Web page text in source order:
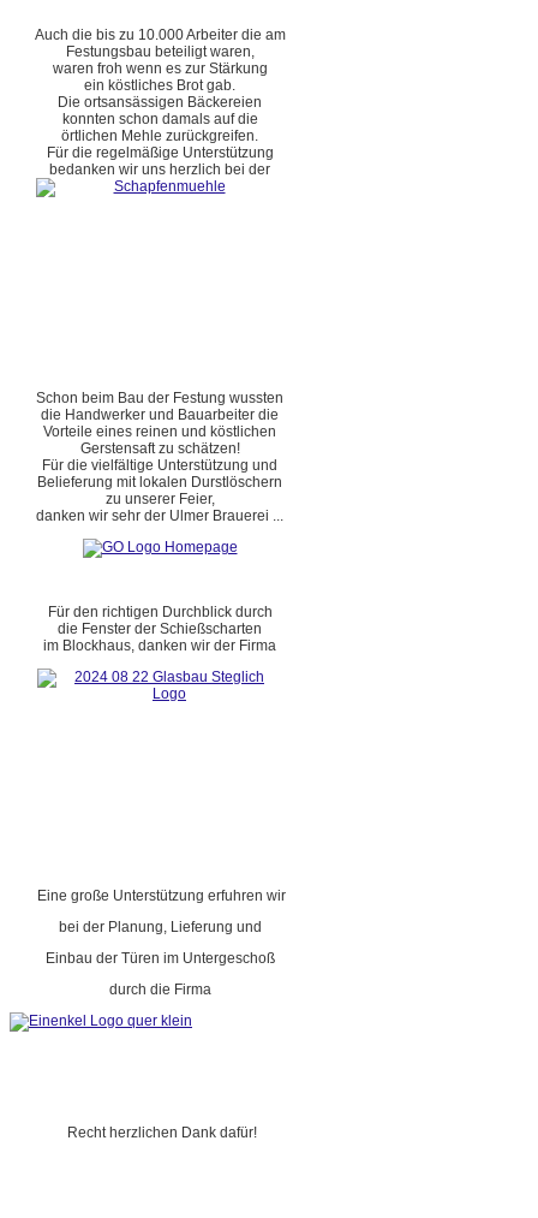
Auch die bis zu 10.000 Arbeiter die am
Festungsbau beteiligt waren,
waren froh wenn es zur Stärkung
ein köstliches Brot gab.
Die ortsansässigen Bäckereien
konnten schon damals auf die
örtlichen Mehle zurückgreifen.
Für die regelmäßige Unterstützung
bedanken wir uns herzlich bei der
Schon beim Bau der Festung wussten
die Handwerker und Bauarbeiter die
Vorteile eines reinen und köstlichen
Gerstensaft zu schätzen!
Für die vielfältige Unterstützung und
Belieferung mit lokalen Durstlöschern
zu unserer Feier,
danken wir sehr der Ulmer Brauerei ...
Für den richtigen Durchblick durch
die Fenster der Schießscharten
im Blockhaus, danken wir der Firma
Eine große Unterstützung erfuhren wir
bei der Planung, Lieferung und
Einbau der Türen im Untergeschoß
durch die Firma
Recht herzlichen Dank dafür!